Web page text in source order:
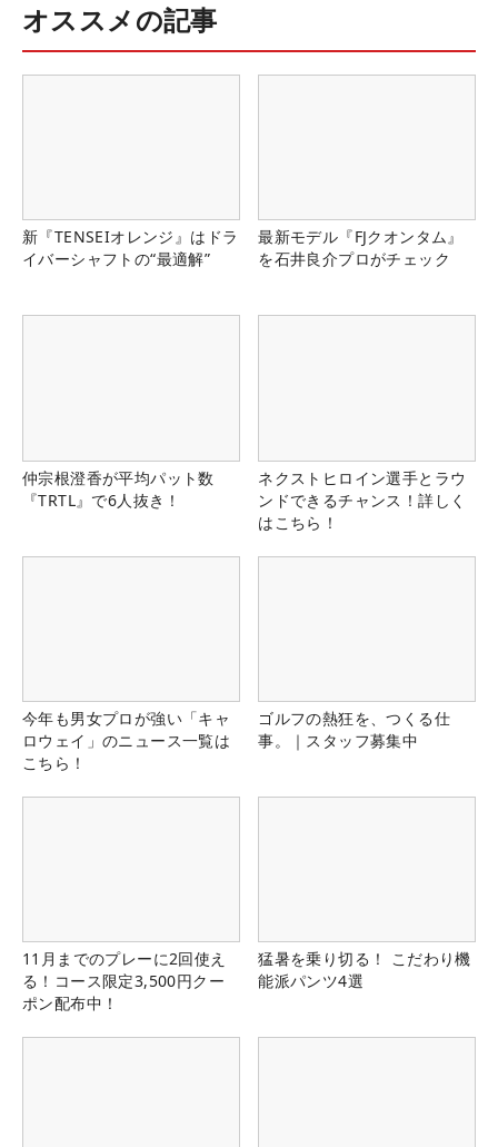
オススメの記事
新『TENSEIオレンジ』はドラ
イバーシャフトの“最適解”
最新モデル『FJクオンタム』
を石井良介プロがチェック
仲宗根澄香が平均パット数
『TRTL』で6人抜き！
ネクストヒロイン選手とラウ
ンドできるチャンス！詳しく
はこちら！
今年も男女プロが強い「キャ
ロウェイ」のニュース一覧は
こちら！
ゴルフの熱狂を、つくる仕
事。｜スタッフ募集中
11月までのプレーに2回使え
る！コース限定3,500円クー
ポン配布中！
猛暑を乗り切る！ こだわり機
能派パンツ4選